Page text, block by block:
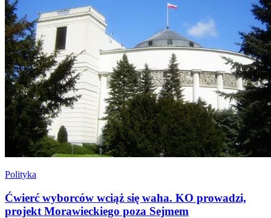
Polityka
Ćwierć wyborców wciąż się waha. KO prowadzi,
projekt Morawieckiego poza Sejmem